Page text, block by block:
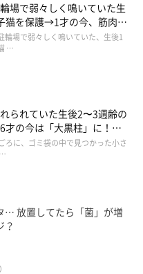
場で弱々しく鳴いていた生
猫を保護→1才の今、筋肉質
コに成長
輪場で弱々しく鳴いていた、生後1
…
られていた生後2〜3週齢の
才の今は「大黒柱」に！
成長した姿にグッとくる
ろに、ゴミ袋の中で見つかった小さ
… 放置してたら「菌」が増
？